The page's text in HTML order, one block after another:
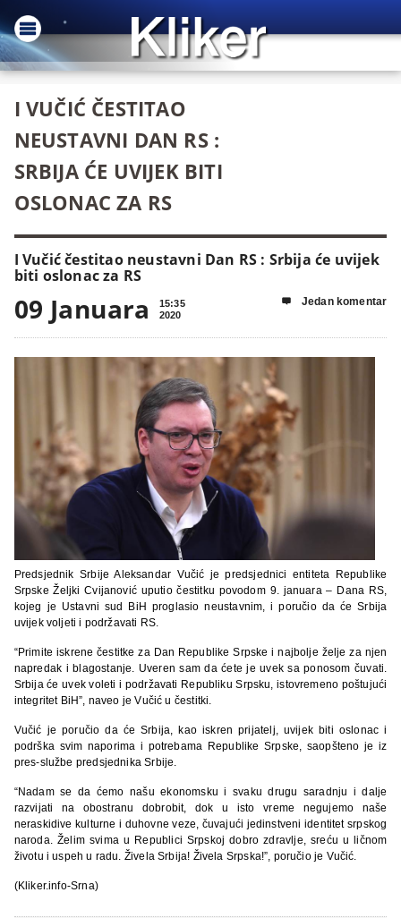
I VUČIĆ ČESTITAO
NEUSTAVNI DAN RS :
SRBIJA ĆE UVIJEK BITI
OSLONAC ZA RS
I Vučić čestitao neustavni Dan RS : Srbija će uvijek
biti oslonac za RS
09 Januara
15:35
2020
 Jedan komentar
Predsjednik Srbije Aleksandar Vučić je predsjednici entiteta Republike
Srpske Željki Cvijanović uputio čestitku povodom 9. januara – Dana RS,
kojeg je Ustavni sud BiH proglasio neustavnim, i poručio da će Srbija
uvijek voljeti i podržavati RS.
“Primite iskrene čestitke za Dan Republike Srpske i najbolje želje za njen
napredak i blagostanje. Uveren sam da ćete je uvek sa ponosom čuvati.
Srbija će uvek voleti i podržavati Republiku Srpsku, istovremeno poštujući
integritet BiH”, naveo je Vučić u čestitki.
Vučić je poručio da će Srbija, kao iskren prijatelj, uvijek biti oslonac i
podrška svim naporima i potrebama Republike Srpske, saopšteno je iz
pres-službe predsjednika Srbije.
“Nadam se da ćemo našu ekonomsku i svaku drugu saradnju i dalje
razvijati na obostranu dobrobit, dok u isto vreme negujemo naše
neraskidive kulturne i duhovne veze, čuvajući jedinstveni identitet srpskog
naroda. Želim svima u Republici Srpskoj dobro zdravlje, sreću u ličnom
životu i uspeh u radu. Živela Srbija! Živela Srpska!”, poručio je Vučić.
(Kliker.info-Srna)